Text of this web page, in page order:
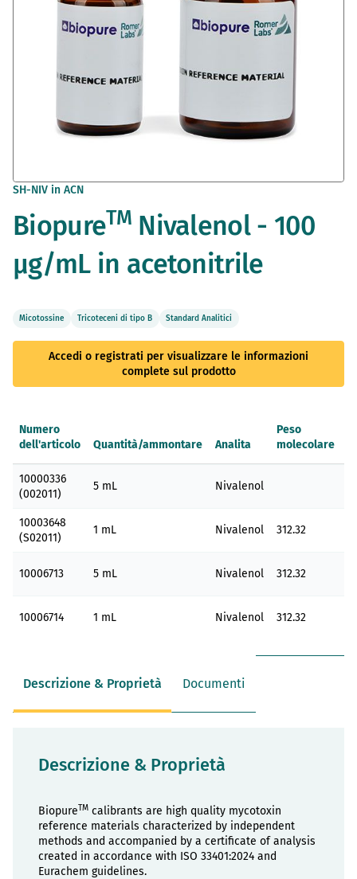
Vai
della
galleria
immagini
SH-NIV in ACN
BiopureTMNivalenol - 100
µg/mL in acetonitrile
Micotossine Tricoteceni di tipo B Standard Analitici
Accedi o registrati per visualizzare le informazioni
complete sul prodotto
prodotti
raggruppati
Numero
dell'articolo
Quantità/ammontare Analita
Peso
molecolare
10000336
(002011)
5 mL Nivalenol
10003648
(S02011)
1 mL Nivalenol 312.32
10006713 5 mL Nivalenol 312.32
10006714 1 mL Nivalenol 312.32
Descrizione & Proprietà Documenti
Descrizione & Proprietà
BiopureTM calibrants are high quality mycotoxin
reference materials characterized by independent
methods and accompanied by a certificate of analysis
created in accordance with ISO 33401:2024 and
Eurachem guidelines.